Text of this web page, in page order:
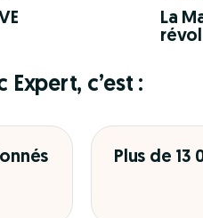
La
Expert, c’est :
Plus de 13